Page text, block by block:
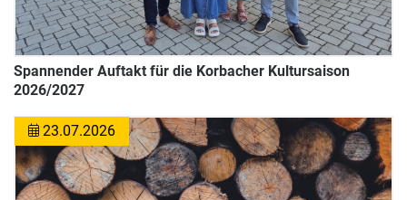
Spannender Auftakt für die Korbacher Kultursaison
2026/2027
23.07.2026